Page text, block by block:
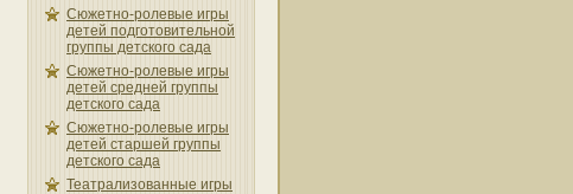
Сюжетно-ролевые игры
детей подготовительной
группы детского сада
Сюжетно-ролевые игры
детей средней группы
детского сада
Сюжетно-ролевые игры
детей старшей группы
детского сада
Театрализованные игры